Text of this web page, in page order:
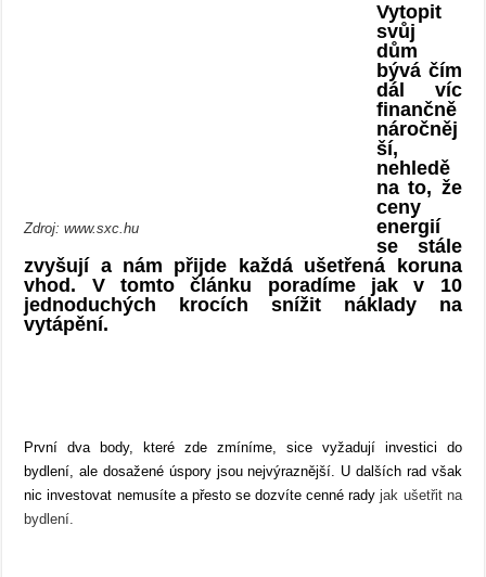
Zdroj: www.sxc.hu
Vytopit
svůj
dům
bývá čím
dál víc
finančně
náročněj
ší,
nehledě
na to, že
ceny
energií
se stále
zvyšují a nám přijde každá ušetřená koruna
vhod. V tomto článku poradíme jak v 10
jednoduchých krocích snížit náklady na
vytápění.
První dva body, které zde zmíníme, sice vyžadují investici do
bydlení, ale dosažené úspory jsou nejvýraznější. U dalších rad však
nic investovat nemusíte a přesto se dozvíte cenné radyjak ušetřit na
bydlení.